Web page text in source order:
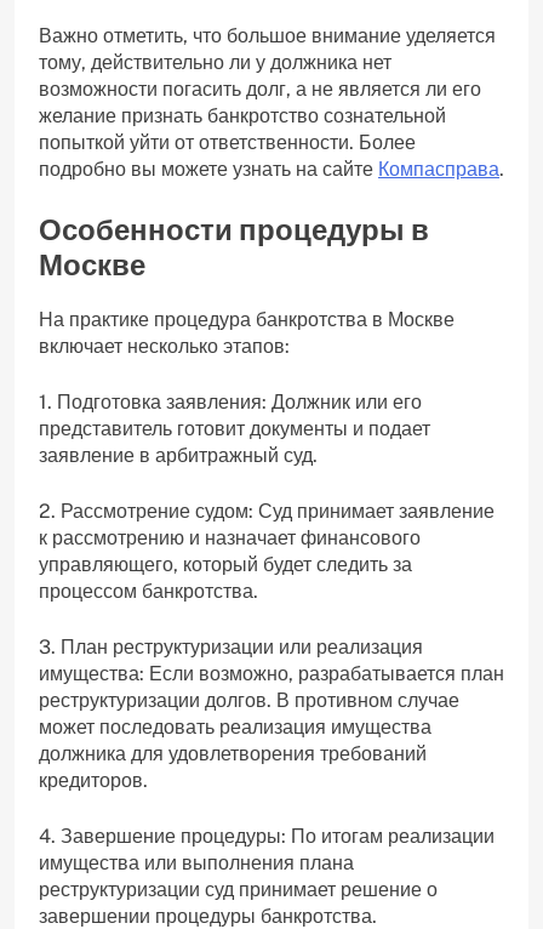
Важно отметить, что большое внимание уделяется
тому, действительно ли у должника нет
возможности погасить долг, а не является ли его
желание признать банкротство сознательной
попыткой уйти от ответственности. Более
подробно вы можете узнать на сайте Компасправа.
Особенности процедуры в
Москве
На практике процедура банкротства в Москве
включает несколько этапов:
1. Подготовка заявления: Должник или его
представитель готовит документы и подает
заявление в арбитражный суд.
2. Рассмотрение судом: Суд принимает заявление
к рассмотрению и назначает финансового
управляющего, который будет следить за
процессом банкротства.
3. План реструктуризации или реализация
имущества: Если возможно, разрабатывается план
реструктуризации долгов. В противном случае
может последовать реализация имущества
должника для удовлетворения требований
кредиторов.
4. Завершение процедуры: По итогам реализации
имущества или выполнения плана
реструктуризации суд принимает решение о
завершении процедуры банкротства.